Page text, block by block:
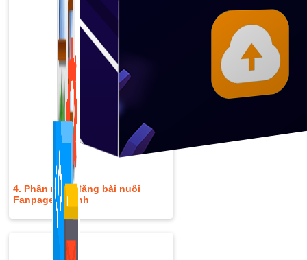
4. Phần mềm đăng bài nuôi
Fanpage vệ tinh